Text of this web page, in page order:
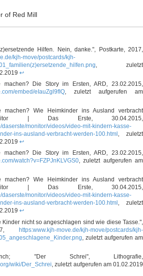
of Red Mill
Hilfen. Nein, danke.", Postkarte, 2017,
kjh-move/postcards/kjh-
, zuletzt
↩
machen? Die Story im Ersten, ARD, 23.02.2015,
embed/eIauZgl9fIQ, zuletzt aufgerufen am
machen? Wie Heimkinder ins Ausland verbracht
| Das Erste, 30.04.2015,
daserste/monitor/videos/video-mit-kindern-kasse-
ins-ausland-verbracht-werden-100.html , zuletzt
↩
machen? Die Story im Ersten, ARD, 23.02.2015,
watch?v=FZPJnKLVGS0, zuletzt aufgerufen am
machen? Wie Heimkinder ins Ausland verbracht
| Das Erste, 30.04.2015,
daserste/monitor/videos/video-mit-kindern-kasse-
ins-ausland-verbracht-werden-100.html , zuletzt
↩
Kinder nicht so angeschlagen sind wie diese Tasse.",
https:www.kjh-move.de/kjh-move/postcards/kjh-
, zuletzt aufgerufen am
"Der Schrei", Lithografie,
wiki/Der_Schrei , zuletzt aufgerufen am 01.02.2019